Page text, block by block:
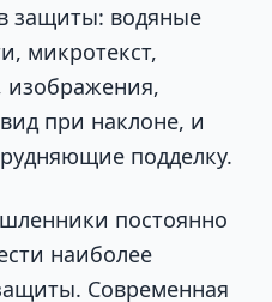
защиты: водяные
микротекст,
изображения,
при наклоне, и
подделку.
постоянно
наиболее
Современная